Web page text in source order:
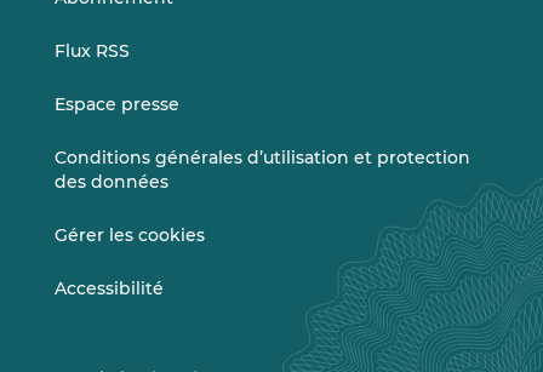
Flux RSS
Espace presse
Conditions générales d’utilisation et protection
des données
Gérer les cookies
Accessibilité